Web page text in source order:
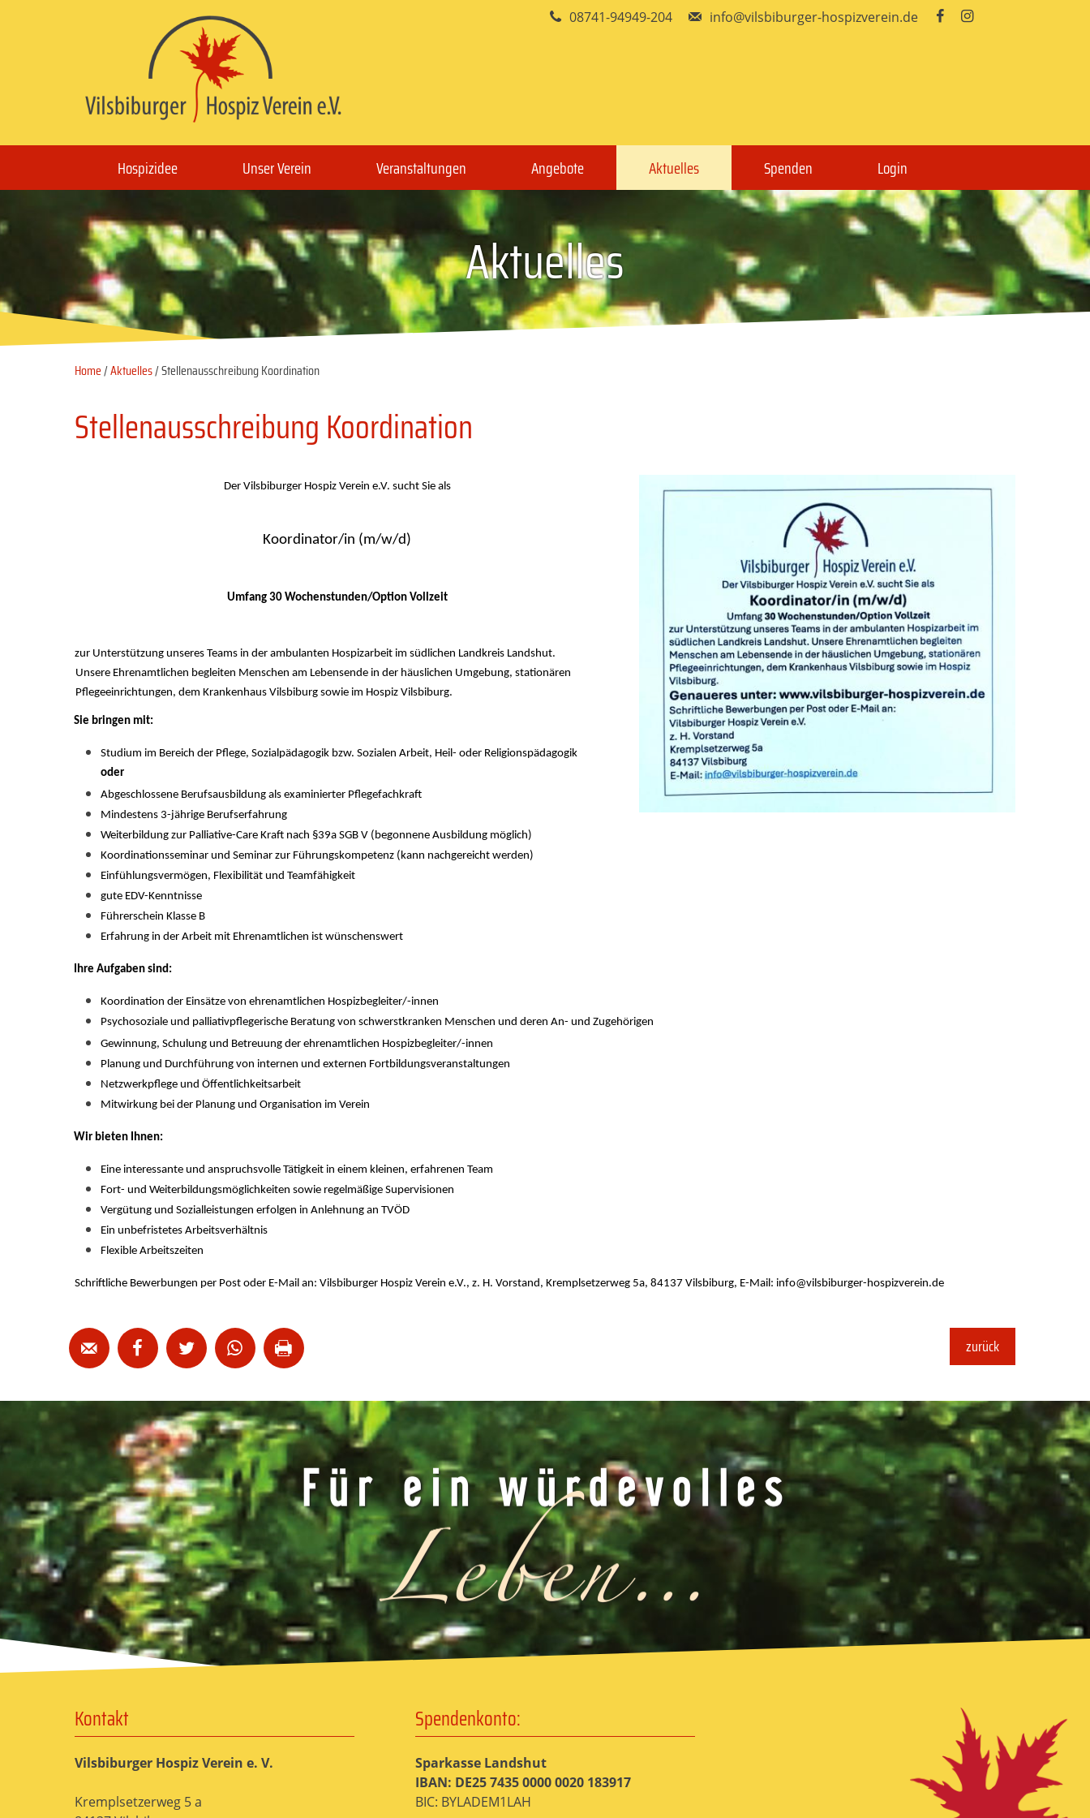
Hospizidee Unser Verein Veranstaltungen Angebote Aktuelles Spenden Login
Aktuelles
Home/Aktuelles/ Stellenausschreibung Koordination
Stellenausschreibung Koordination
Der Vilsbiburger Hospiz Verein e.V. sucht Sie als
Koordinator/in (m/w/d)
Umfang 30 Wochenstunden/Option Vollzeit
zur Unterstützung unseres Teams in der ambulanten Hospizarbeit im südlichen Landkreis Landshut.
Unsere Ehrenamtlichen begleiten Menschen am Lebensende in der häuslichen Umgebung, stationären
Pflegeeinrichtungen, dem Krankenhaus Vilsbiburg sowie im Hospiz Vilsbiburg.
Sie bringen mit:
Studium im Bereich der Pflege, Sozialpädagogik bzw. Sozialen Arbeit, Heil- oder Religionspädagogik
oder
Abgeschlossene Berufsausbildung als examinierter Pflegefachkraft
Mindestens 3-jährige Berufserfahrung
Weiterbildung zur Palliative-Care Kraft nach §39a SGB V (begonnene Ausbildung möglich)
Koordinationsseminar und Seminar zur Führungskompetenz (kann nachgereicht werden)
Einfühlungsvermögen, Flexibilität und Teamfähigkeit
gute EDV-Kenntnisse
Führerschein Klasse B
Erfahrung in der Arbeit mit Ehrenamtlichen ist wünschenswert
Ihre Aufgaben sind:
Koordination der Einsätze von ehrenamtlichen Hospizbegleiter/-innen
Psychosoziale und palliativpflegerische Beratung von schwerstkranken Menschen und deren An- und Zugehörigen
Gewinnung, Schulung und Betreuung der ehrenamtlichen Hospizbegleiter/-innen
Planung und Durchführung von internen und externen Fortbildungsveranstaltungen
Netzwerkpflege und Öffentlichkeitsarbeit
Mitwirkung bei der Planung und Organisation im Verein
Wir bieten Ihnen:
Eine interessante und anspruchsvolle Tätigkeit in einem kleinen, erfahrenen Team
Fort- und Weiterbildungsmöglichkeiten sowie regelmäßige Supervisionen
Vergütung und Sozialleistungen erfolgen in Anlehnung an TVÖD
Ein unbefristetes Arbeitsverhältnis
Flexible Arbeitszeiten
Schriftliche Bewerbungen per Post oder E-Mail an: Vilsbiburger Hospiz Verein e.V., z. H. Vorstand, Kremplsetzerweg 5a, 84137 Vilsbiburg, E-Mail: info@vilsbiburger-hospizverein.de
     zurück
Kontakt
Vilsbiburger Hospiz Verein e. V.
Kremplsetzerweg 5 a
08741-94949-204 info@vilsbiburger-hospizverein.de  
Spendenkonto:
Sparkasse Landshut
IBAN: DE25 7435 0000 0020 183917
BIC: BYLADEM1LAH